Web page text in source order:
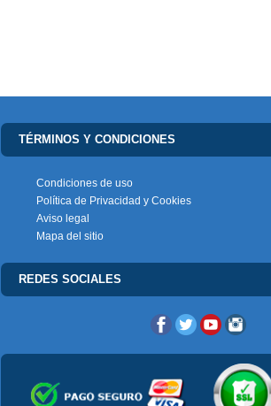
TÉRMINOS Y CONDICIONES
Condiciones de uso
Política de Privacidad y Cookies
Aviso legal
Mapa del sitio
REDES SOCIALES